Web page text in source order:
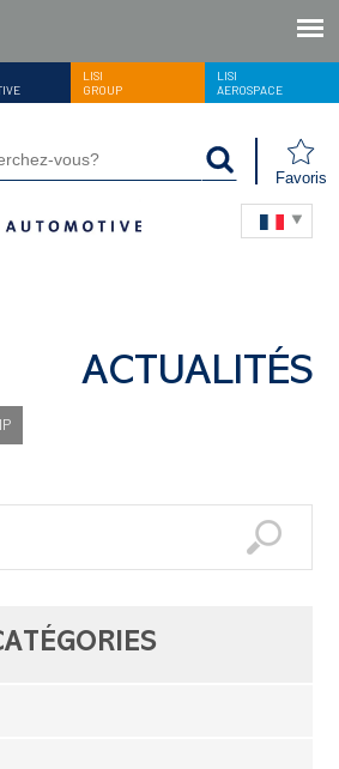
LISI
GROUP
LISI
AEROSPACE
Favoris
ACTUALITÉS